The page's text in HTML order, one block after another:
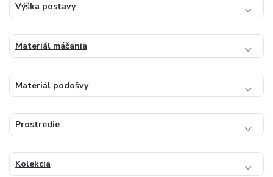
Výška postavy
Materiál máčania
Materiál podošvy
Prostredie
Kolekcia